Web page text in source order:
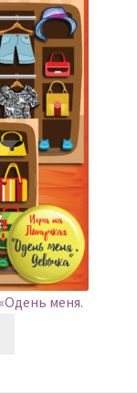
меня.